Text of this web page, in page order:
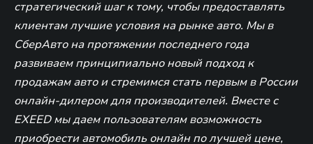
стратегический шаг к тому, чтобы предоставлять
клиентам лучшие условия на рынке авто. Мы в
СберАвто на протяжении последнего года
развиваем принципиально новый подход к
продажам авто и стремимся стать первым в России
онлайн-дилером для производителей. Вместе с
EXEED мы даем пользователям возможность
приобрести автомобиль онлайн по лучшей цене,